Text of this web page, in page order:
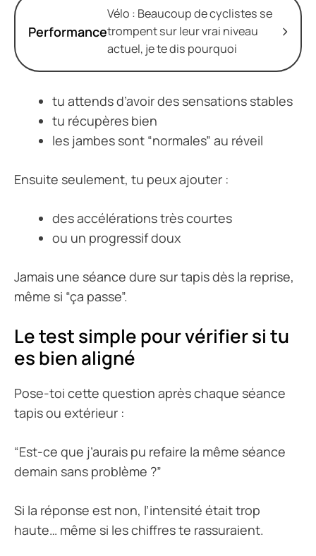
Performance
Vélo : Beaucoup de cyclistes se
trompent sur leur vrai niveau
actuel, je te dis pourquoi
tu attends d’avoir des sensations stables
tu récupères bien
les jambes sont “normales” au réveil
Ensuite seulement, tu peux ajouter :
des accélérations très courtes
ou un progressif doux
Jamais une séance dure sur tapis dès la reprise,
même si “ça passe”.
Le test simple pour vérifier si tu
es bien aligné
Pose-toi cette question après chaque séance
tapis ou extérieur :
“Est-ce que j’aurais pu refaire la même séance
demain sans problème ?”
Si la réponse est non, l’intensité était trop
haute… même si les chiffres te rassuraient.